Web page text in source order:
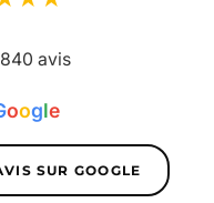
avis
oogle
SUR GOOGLE